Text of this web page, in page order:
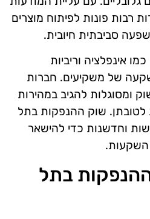
רבות פונות לפיתוח מוצרים
סביבתית חיובית.
אינפלציה וריביות
של משקיעים. חברות
ומסוגלות להגיב במהירות
לטובתן. שוק ההנפקות בתל
וחדשנות כדי להישאר
השקעות.
בתל